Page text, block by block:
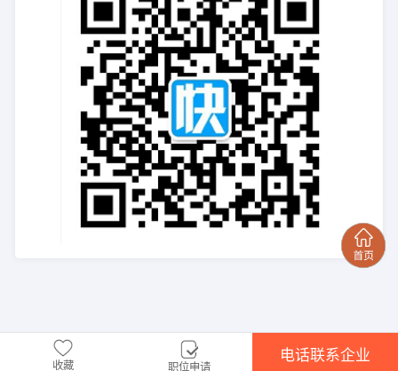
收藏 职位申请
电话联系企业